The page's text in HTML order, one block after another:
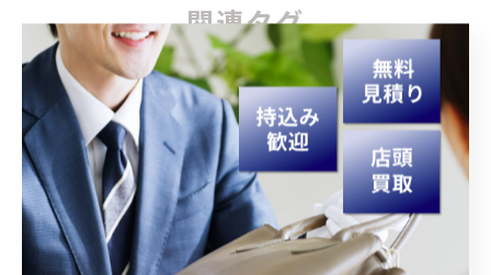
関連タグ
#宮崎 #買取 #生前整理 #遺品整理
カテゴリー Categories